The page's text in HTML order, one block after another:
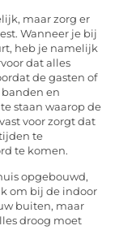
maar zorg er
Wanneer je bij
heb je namelijk
dat alles
de gasten of
banden en
staan waarop de
voor zorgt dat
te
te komen.
opgebouwd,
om bij de indoor
buiten, maar
droog moet